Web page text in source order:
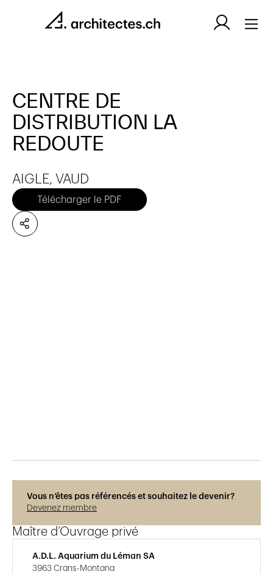
CENTRE DE
DISTRIBUTION LA
REDOUTE
AIGLE, VAUD
Télécharger le PDF
Vous n’êtes pas référencés et souhaitez le devenir?
Devenez membre
Maître d’Ouvrage privé
A.D.L. Aquarium du Léman SA
3963 Crans-Montana